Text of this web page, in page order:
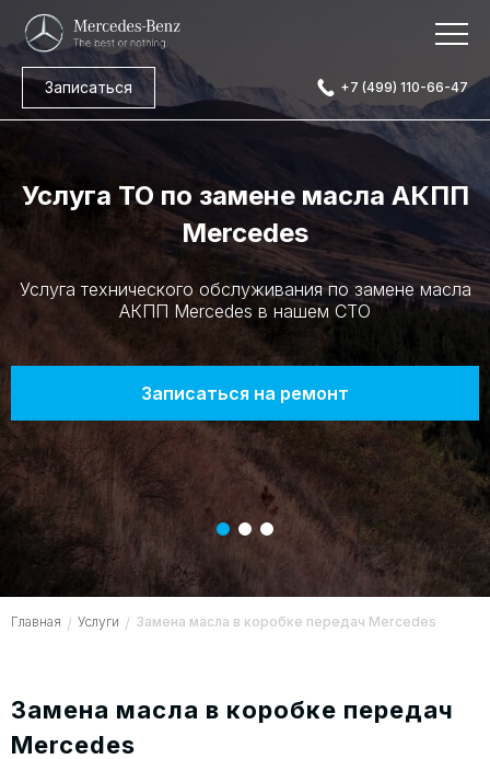
+7 (499) 110-66-47
Записаться
Услуга ТО по замене масла АКПП
Mercedes
Услуга технического обслуживания по замене масла
АКПП Mercedes в нашем СТО
Записаться на ремонт
Главная / Услуги / Замена масла в коробке передач Mercedes
Замена масла в коробке передач
Mercedes